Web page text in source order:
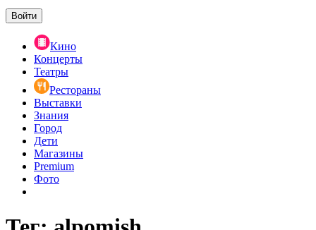
Войти
Кино
Концерты
Театры
Рестораны
Выставки
Знания
Город
Дети
Магазины
Premium
Фото